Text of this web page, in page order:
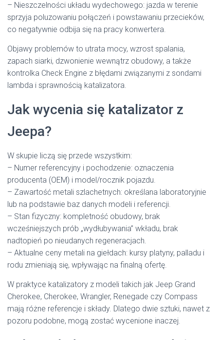
– Nieszczelności układu wydechowego: jazda w terenie
sprzyja poluzowaniu połączeń i powstawaniu przecieków,
co negatywnie odbija się na pracy konwertera.
Objawy problemów to utrata mocy, wzrost spalania,
zapach siarki, dzwonienie wewnątrz obudowy, a także
kontrolka Check Engine z błędami związanymi z sondami
lambda i sprawnością katalizatora.
Jak wycenia się katalizator z
Jeepa?
W skupie liczą się przede wszystkim:
– Numer referencyjny i pochodzenie: oznaczenia
producenta (OEM) i model/rocznik pojazdu.
– Zawartość metali szlachetnych: określana laboratoryjnie
lub na podstawie baz danych modeli i referencji.
– Stan fizyczny: kompletność obudowy, brak
wcześniejszych prób „wydłubywania” wkładu, brak
nadtopień po nieudanych regeneracjach.
– Aktualne ceny metali na giełdach: kursy platyny, palladu i
rodu zmieniają się, wpływając na finalną ofertę.
W praktyce katalizatory z modeli takich jak Jeep Grand
Cherokee, Cherokee, Wrangler, Renegade czy Compass
mają różne referencje i składy. Dlatego dwie sztuki, nawet z
pozoru podobne, mogą zostać wycenione inaczej.